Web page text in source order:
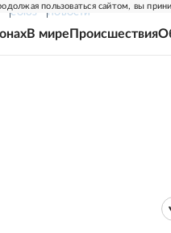
пользоваться сайтом, вы
СОЮЗ НОВОСТИ
В мире Происшествия